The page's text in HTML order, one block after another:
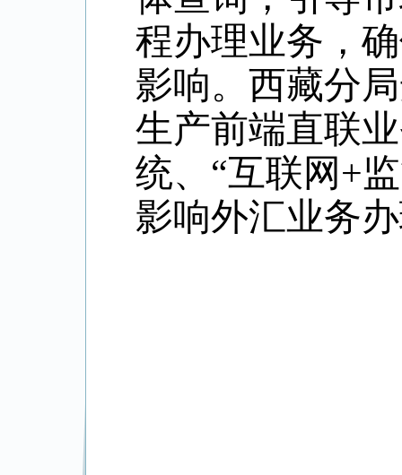
程办理业务，
影响。西藏分
生产前端直联
统、“互联网+
影响外汇业务